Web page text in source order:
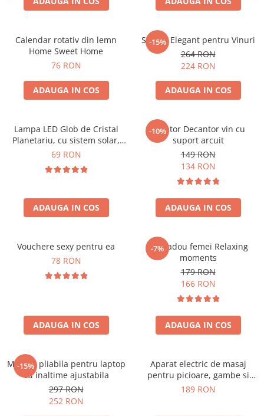
Calendar rotativ din lemn
Home Sweet Home
76 RON
ADAUGA IN COS
-15%
Suport Elegant pentru Vinuri
264 RON
224 RON
ADAUGA IN COS
Lampa LED Glob de Cristal
Planetariu, cu sistem solar,
cadou captivant
69 RON
ADAUGA IN COS
-10%
Aerator Decantor vin cu
suport arcuit
149 RON
134 RON
ADAUGA IN COS
Vouchere sexy pentru ea
78 RON
ADAUGA IN COS
-7%
Set cadou femei Relaxing
moments
179 RON
166 RON
ADAUGA IN COS
-15%
Masuta pliabila pentru laptop
cu inaltime ajustabila
297 RON
252 RON
Aparat electric de masaj
pentru picioare, gambe si
brate
189 RON